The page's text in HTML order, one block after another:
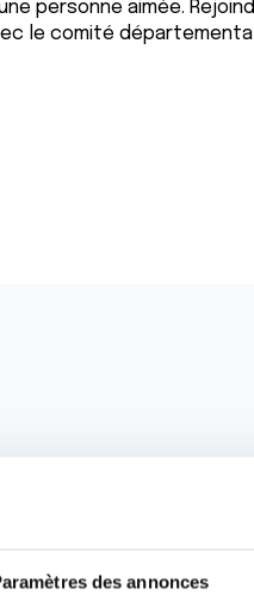
des annonces
personne aimée.
le comité